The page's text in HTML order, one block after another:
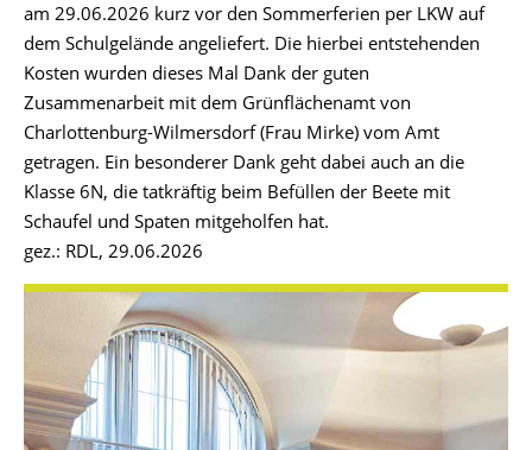
am 29.06.2026 kurz vor den Sommerferien per LKW auf
dem Schulgelände angeliefert. Die hierbei entstehenden
Kosten wurden dieses Mal Dank der guten
Zusammenarbeit mit dem Grünflächenamt von
Charlottenburg-Wilmersdorf (Frau Mirke) vom Amt
getragen. Ein besonderer Dank geht dabei auch an die
Klasse 6N, die tatkräftig beim Befüllen der Beete mit
Schaufel und Spaten mitgeholfen hat.
gez.: RDL, 29.06.2026